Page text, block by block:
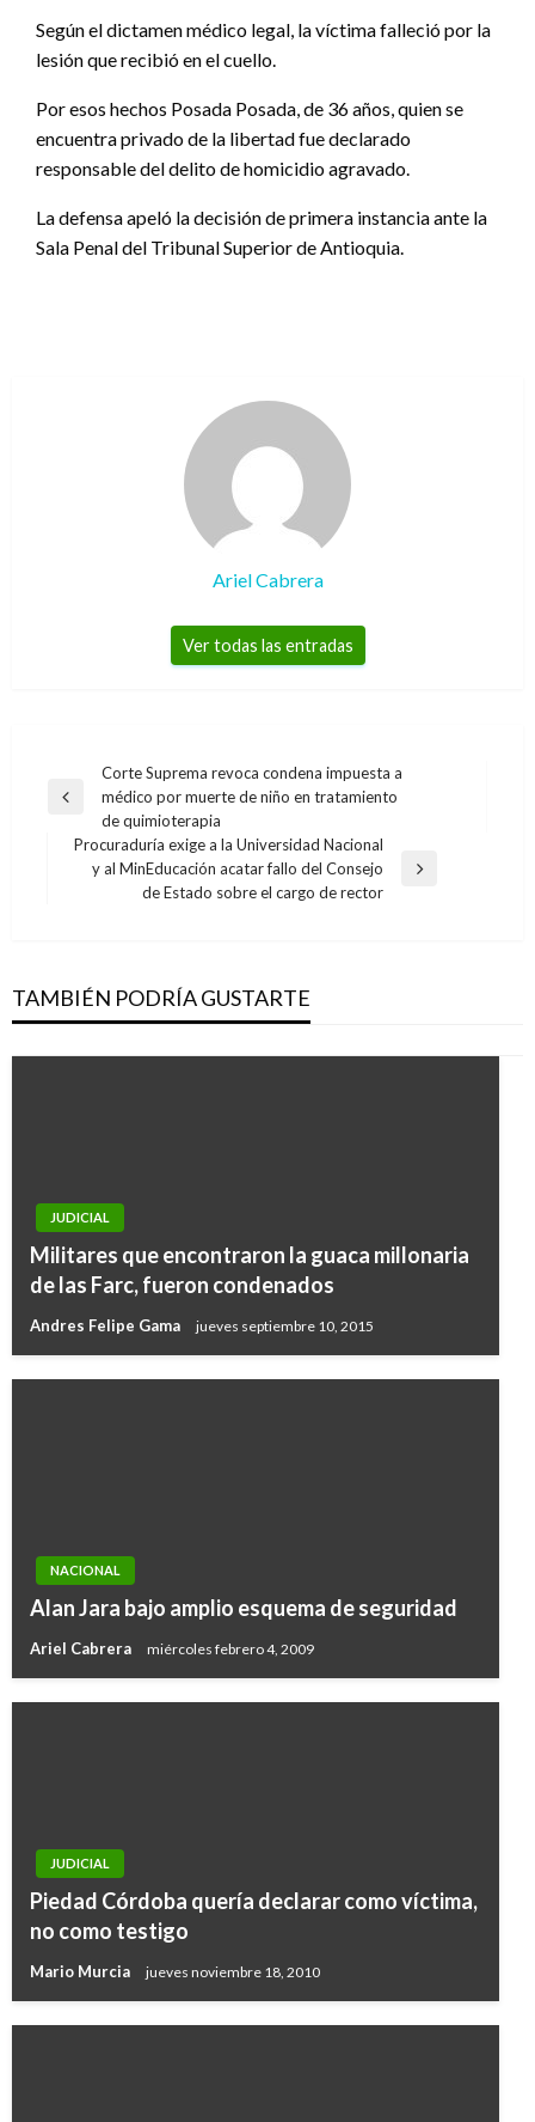
Según el dictamen médico legal, la víctima falleció por la
lesión que recibió en el cuello.
Por esos hechos Posada Posada, de 36 años, quien se
encuentra privado de la libertad fue declarado
responsable del delito de homicidio agravado.
La defensa apeló la decisión de primera instancia ante la
Sala Penal del Tribunal Superior de Antioquia.
Ariel Cabrera
Ver todas las entradas
Navegación
de
entradas
Entrada
Corte Suprema revoca condena impuesta a
médico por muerte de niño en tratamiento
de quimioterapia
Entrada
Procuraduría exige a la Universidad Nacional
y al MinEducación acatar fallo del Consejo
de Estado sobre el cargo de rector
TAMBIÉN PODRÍA GUSTARTE
JUDICIAL
Militares que encontraron la guaca millonaria
de las Farc, fueron condenados
Andres Felipe Gama jueves septiembre 10, 2015
NACIONAL
Alan Jara bajo amplio esquema de seguridad
Ariel Cabrera miércoles febrero 4, 2009
JUDICIAL
Piedad Córdoba quería declarar como víctima,
no como testigo
Mario Murcia jueves noviembre 18, 2010